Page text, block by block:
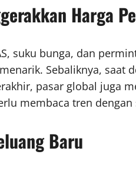
Harga
suku bunga, dan
Sebaliknya, saat
pasar global juga
membaca tren dengan
Baru